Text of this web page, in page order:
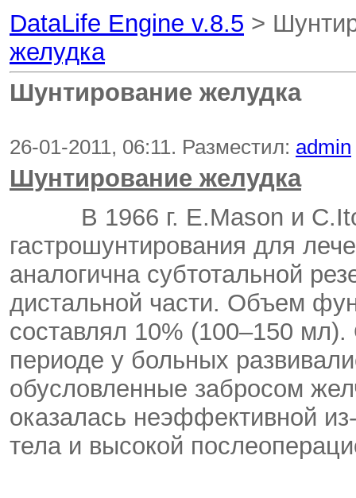
DataLife Engine v.8.5 >
желудка
Шунтирование желудка
26-01-2011, 06:11. Разместил: admin
Шунтирование желудка
В 1966 г. E.Mason и C.Ito
гастрошунтирования для
аналогична субтотальной
дистальной части. Объем
составлял 10% (100–150
периоде у больных
обусловленные забросом
оказалась неэффективной
тела и высокой